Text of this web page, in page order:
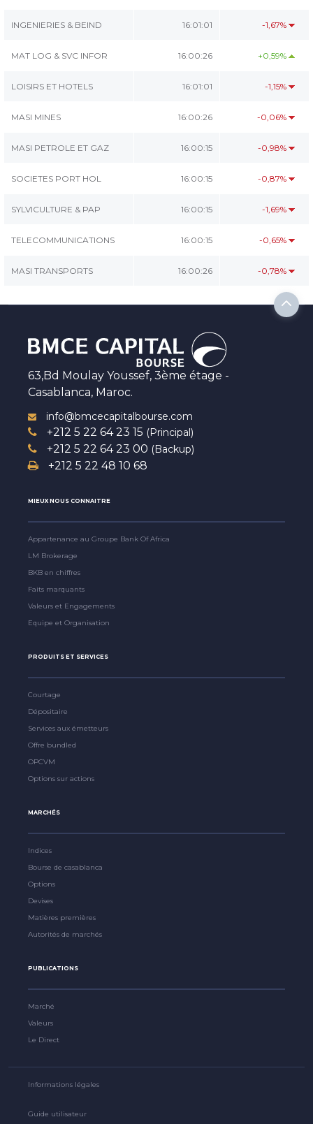
INGENIERIES & BEIND 16:01:01 -1,67%
MAT LOG & SVC INFOR 16:00:26 +0,59%
LOISIRS ET HOTELS 16:01:01 -1,15%
MASI MINES 16:00:26 -0,06%
MASI PETROLE ET GAZ 16:00:15 -0,98%
SOCIETES PORT HOL 16:00:15 -0,87%
SYLVICULTURE & PAP 16:00:15 -1,69%
TELECOMMUNICATIONS 16:00:15 -0,65%
MASI TRANSPORTS 16:00:26 -0,78%
63,Bd Moulay Youssef, 3ème étage -
Casablanca, Maroc.
info@bmcecapitalbourse.com
+212 5 22 64 23 15 (Principal)
+212 5 22 64 23 00 (Backup)
+212 5 22 48 10 68
MIEUX NOUS CONNAITRE
Appartenance au Groupe Bank Of Africa
LM Brokerage
BKB en chiffres
Faits marquants
Valeurs et Engagements
Equipe et Organisation
PRODUITS ET SERVICES
Courtage
Dépositaire
Services aux émetteurs
Offre bundled
OPCVM
Options sur actions
MARCHÉS
Indices
Bourse de casablanca
Options
Devises
Matières premières
Autorités de marchés
PUBLICATIONS
Marché
Valeurs
Le Direct
Informations légales
Guide utilisateur